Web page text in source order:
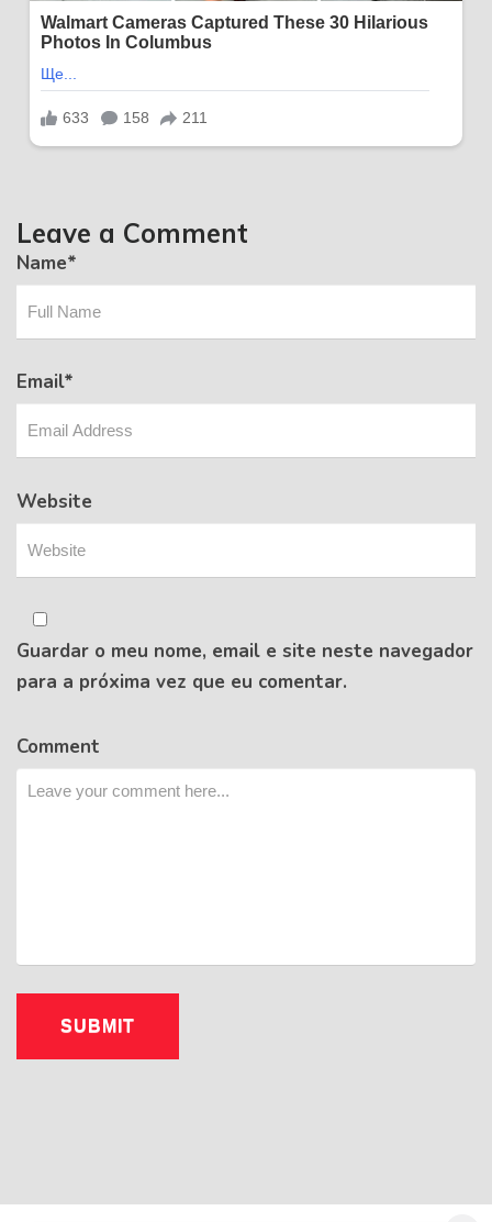
Leave a Comment
Name*
Email*
Website
Guardar o meu nome, email e site neste navegador
para a próxima vez que eu comentar.
Comment